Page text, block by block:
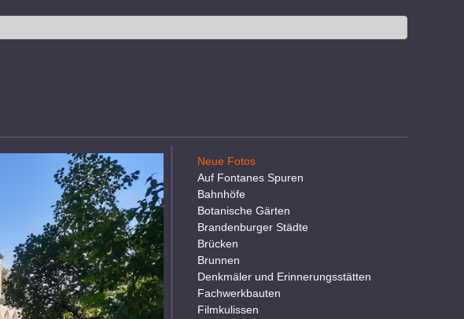
Neue Fotos
Auf Fontanes Spuren
Bahnhöfe
Botanische Gärten
Brandenburger Städte
Brücken
Brunnen
Denkmäler und Erinnerungsstätten
Fachwerkbauten
Filmkulissen